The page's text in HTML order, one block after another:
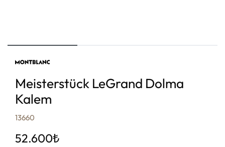
Meisterstück LeGrand Dolma
Kalem
13660
52.600₺